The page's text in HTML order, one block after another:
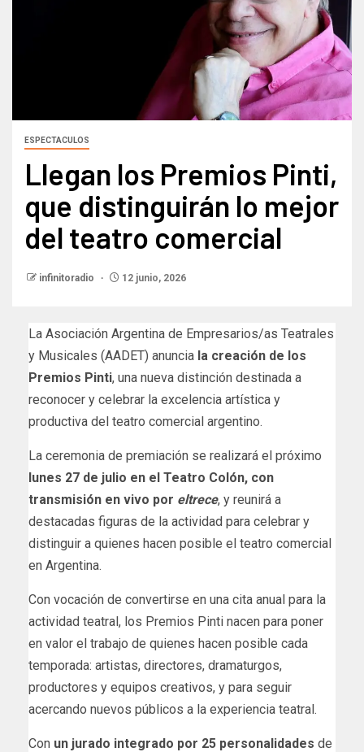
ESPECTACULOS
Llegan los Premios Pinti,
que distinguirán lo mejor
del teatro comercial
infinitoradio 12 junio, 2026
La Asociación Argentina de Empresarios/as Teatrales
y Musicales (AADET) anuncia la creación de los
Premios Pinti, una nueva distinción destinada a
reconocer y celebrar la excelencia artística y
productiva del teatro comercial argentino.
La ceremonia de premiación se realizará el próximo
lunes 27 de julio en el Teatro Colón, con
transmisión en vivo por eltrece, y reunirá a
destacadas figuras de la actividad para celebrar y
distinguir a quienes hacen posible el teatro comercial
en Argentina.
Con vocación de convertirse en una cita anual para la
actividad teatral, los Premios Pinti nacen para poner
en valor el trabajo de quienes hacen posible cada
temporada: artistas, directores, dramaturgos,
productores y equipos creativos, y para seguir
acercando nuevos públicos a la experiencia teatral.
Con un jurado integrado por 25 personalidades de